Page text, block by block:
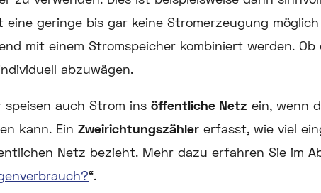
geringe bis gar keine Stromerzeugung
mit einem Stromspeicher kombiniert werden.
abzuwägen.
speisen auch Strom ins öffentliche Netz ein, wenn
kann. Ein Zweirichtungszähler erfasst, wie viel
Netz bezieht. Mehr dazu erfahren Sie im
“.